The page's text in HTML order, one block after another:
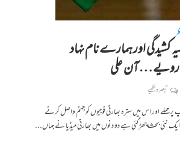
کشیدگی اور ہمارے نام نہاد
رویے… آن علی
تبصرہ لکھیے
حملے اور اس میں سترہ بھارتی فوجیوں کو جہنم واصل کرنے
نئی بحث چھڑ گئی ہے دو دنوں میں بھارتی میڈیا نے جہاں...